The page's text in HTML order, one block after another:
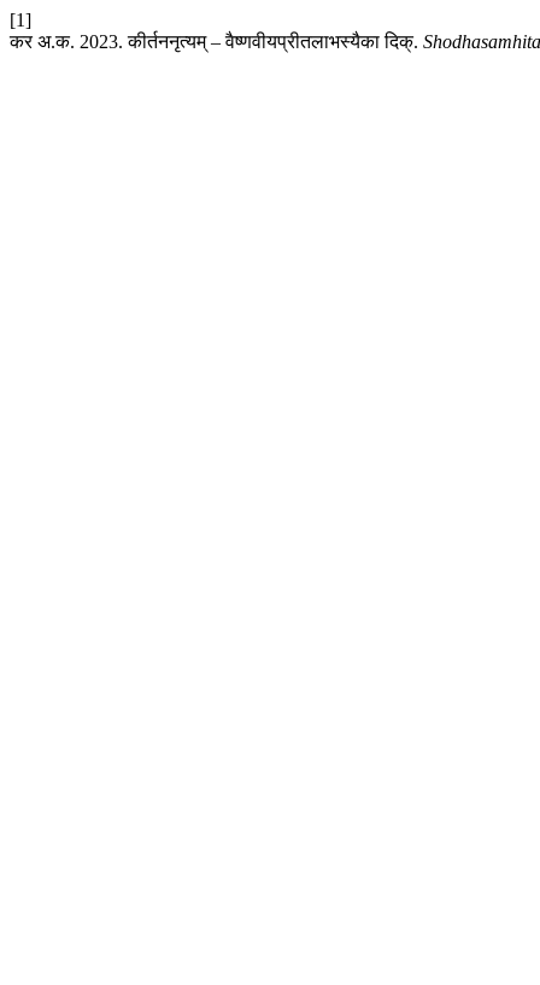
[1]
कर अ.क. 2023. कीर्तननृत्यम् – वैष्णवीयप्रीतलाभस्यैका दिक्. Shodhasamhita